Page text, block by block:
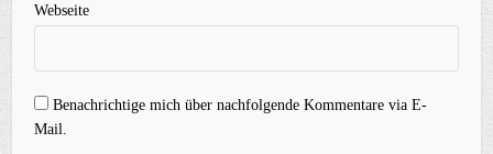
Webseite
Benachrichtige mich über nachfolgende Kommentare via E-
Mail.